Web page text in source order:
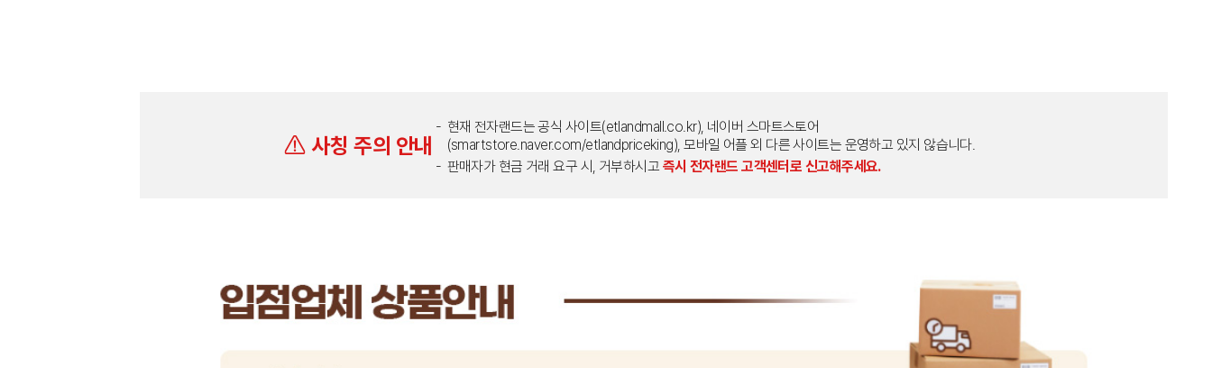
사칭 주의 안내
현재 전자랜드는 공식 사이트(etlandmall.co.kr), 네이버 스마트스토어
(smartstore.naver.com/etlandpriceking), 모바일 어플 외 다른 사이트는 운영하고 있지 않습니다.
판매자가 현금 거래 요구 시, 거부하시고 즉시 전자랜드 고객센터로 신고해주세요.